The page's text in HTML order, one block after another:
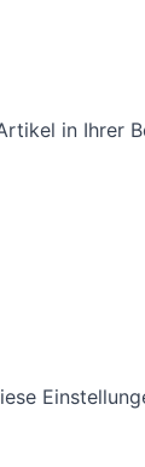
in Ihrer